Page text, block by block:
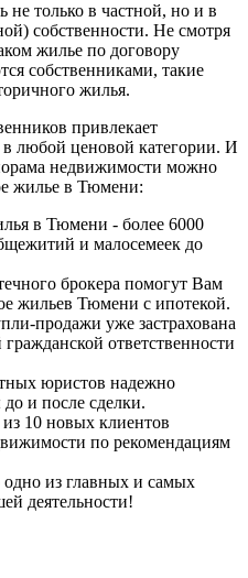
только в частной, но и в
собственности. Не смотря
жилье по договору
собственниками, такие
жилья.
привлекает
в любой ценовой категории. И
недвижимости можно
жилье в Тюмени:
в Тюмени - более 6000
и малосемеек до
брокера помогут Вам
жильев Тюмени с ипотекой.
продажи уже застрахована
ответственности
юристов надежно
и после сделки.
10 новых клиентов
по рекомендациям
из главных и самых
деятельности!